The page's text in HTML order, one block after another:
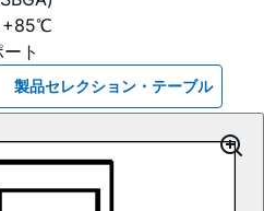
+85℃
ト
製品セレクション・テーブル